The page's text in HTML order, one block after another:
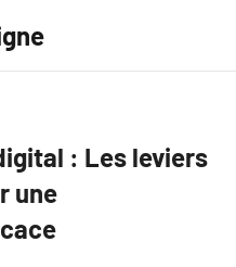
: Les leviers
une